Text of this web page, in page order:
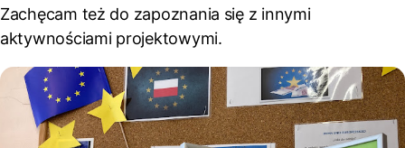
Zachęcam też do zapoznania się z innymi
aktywnościami projektowymi.